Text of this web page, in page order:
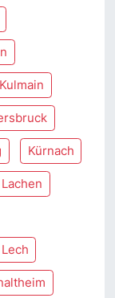
Kulmain
Kürnach
Lachen